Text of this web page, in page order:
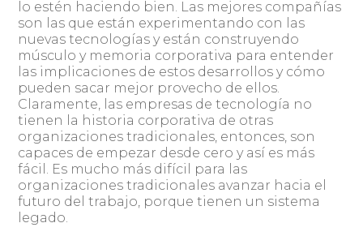
lo estén haciendo bien. Las mejores compañías
son las que están experimentando con las
nuevas tecnologías y están construyendo
músculo y memoria corporativa para entender
las implicaciones de estos desarrollos y cómo
pueden sacar mejor provecho de ellos.
Claramente, las empresas de tecnología no
tienen la historia corporativa de otras
organizaciones tradicionales, entonces, son
capaces de empezar desde cero y así es más
fácil. Es mucho más difícil para las
organizaciones tradicionales avanzar hacia el
futuro del trabajo, porque tienen un sistema
legado.